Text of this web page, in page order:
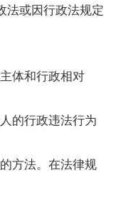
或因行政法规定
体和行政相对
行政违法行为
法。在法律规